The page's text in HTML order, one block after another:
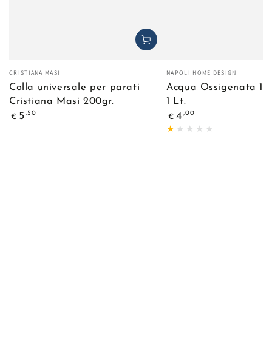
Venditore:
CRISTIANA MASI
Colla universale per parati
Cristiana Masi 200gr.
Prezzo
€ 5,50
Venditore:
NAPOLI HOME DESIGN
Acqua Ossigenata
1 Lt.
Prezzo
regolare
€ 4 ,00